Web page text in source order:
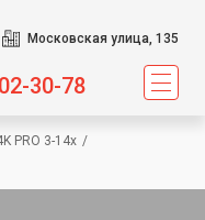
Московская улица, 135
30-78
PRO 3-14x /